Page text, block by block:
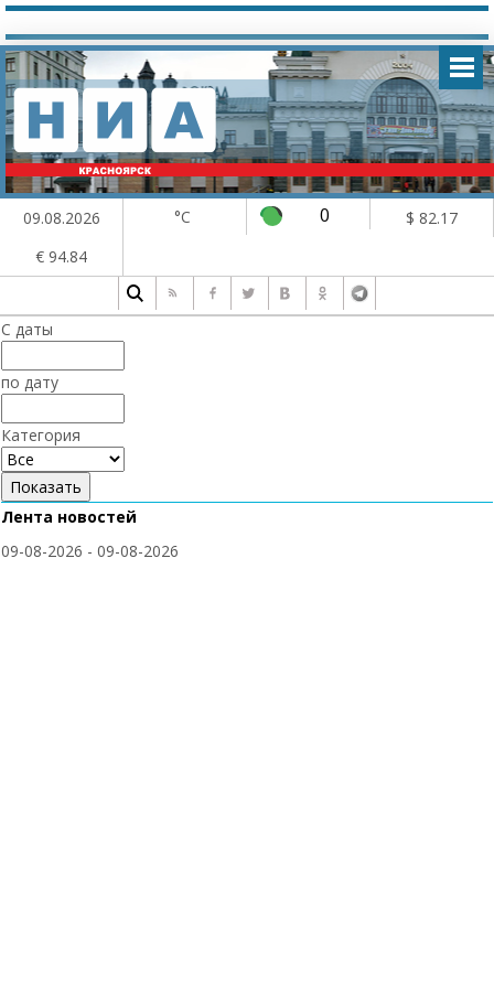
09.08.2026 °C 0
$ 82.17
€ 94.84
С даты
по дату
Категория
Лента новостей
09-08-2026 - 09-08-2026